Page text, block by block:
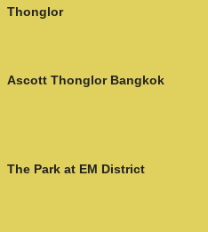
Thonglor
Ascott Thonglor Bangkok
The Park at EM District